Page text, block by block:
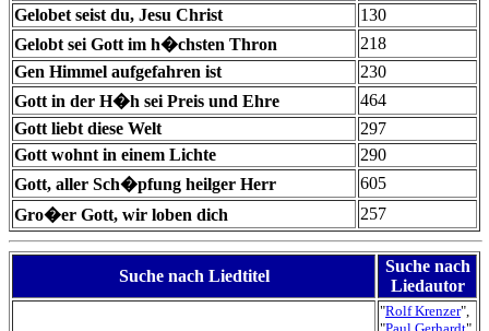
Gelobet seist du, Jesu Christ
130
Gelobt sei Gott im h�chsten Thron
218
Gen Himmel aufgefahren ist
230
Gott in der H�h sei Preis und Ehre
464
Gott liebt diese Welt
297
Gott wohnt in einem Lichte
290
Gott, aller Sch�pfung heilger Herr
605
Gro�er Gott, wir loben dich
257
Suche nach Liedtitel
Suche nach
Liedautor
"Rolf Krenzer",